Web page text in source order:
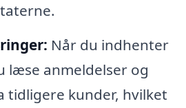
Når du indhenter
læse anmeldelser og
tidligere kunder, hvilket